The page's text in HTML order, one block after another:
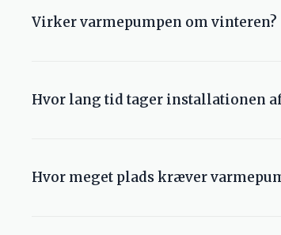
Virker varmepumpen om vinteren?
Hvor lang tid tager installationen
Hvor meget plads kræver